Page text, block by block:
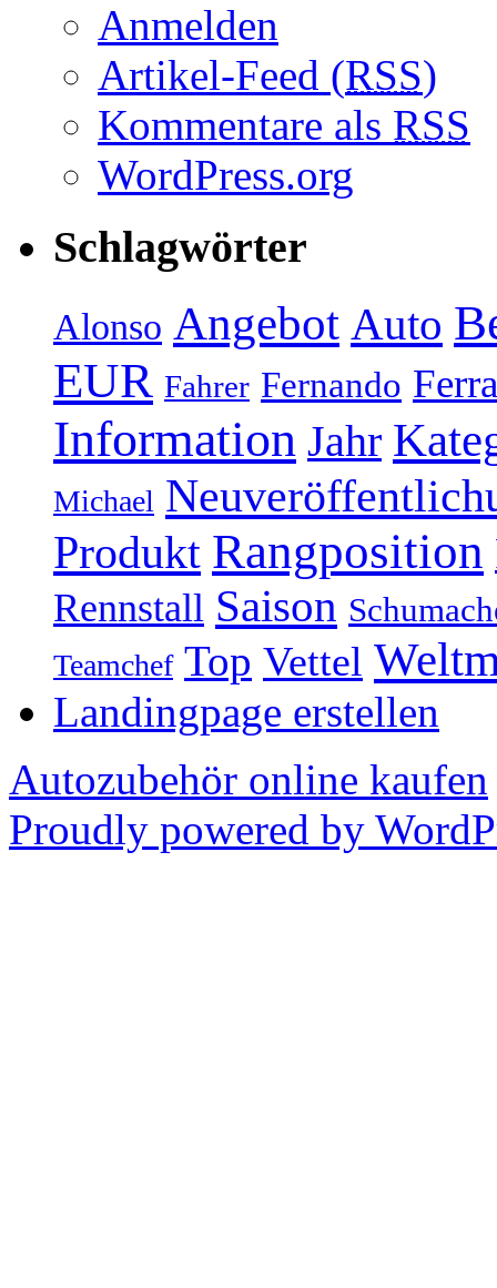
Anmelden
Artikel-Feed (RSS)
Kommentare als RSS
WordPress.org
Schlagwörter
Alonso Angebot Auto
EUR Fahrer Fernando
Information Jahr
Michael
Produkt Rangposition
Rennstall Saison
Teamchef Top Vettel
Landingpage erstellen
Autozubehör online kaufen
Proudly powered by